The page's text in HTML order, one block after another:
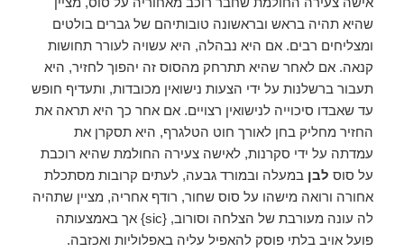
שהיא תהיה בראש ובראשונה טובותיהם של גברים בולטים
ומצליחים רבים. אם היא נבהלה, היא עשויה לעורר תחושות
קנאה. אם לאחר שהיא תתרחק מהסוס זה יהפוך לחזיר, היא
תעבור ברשלנות על ידי הצעות נישואין מכובדות, ותעדיף חופש
עד שאבדו סיכוייה לנישואין רצויים. אם אחר כך היא תראה את
החזיר מחליק בחן לאורך חוט הטלגרף, היא תסקרן את
עמדתה על ידי סקרנות, לאישה צעירה החולמת שהיא רוכבת
על סוס לבן במעלה ובמורד גבעה, לעתים קרובות מסתכלת
אחורה ורואה מישהו על סוס שחור, רודף אחריה, מציין שתהיה
לה עונה מעורבת של הצלחה וסורוב, {sic} אך באמצעותה
פועל אויב בלתי פוסק להאפיל עליה באפלוליות ואכזבה.